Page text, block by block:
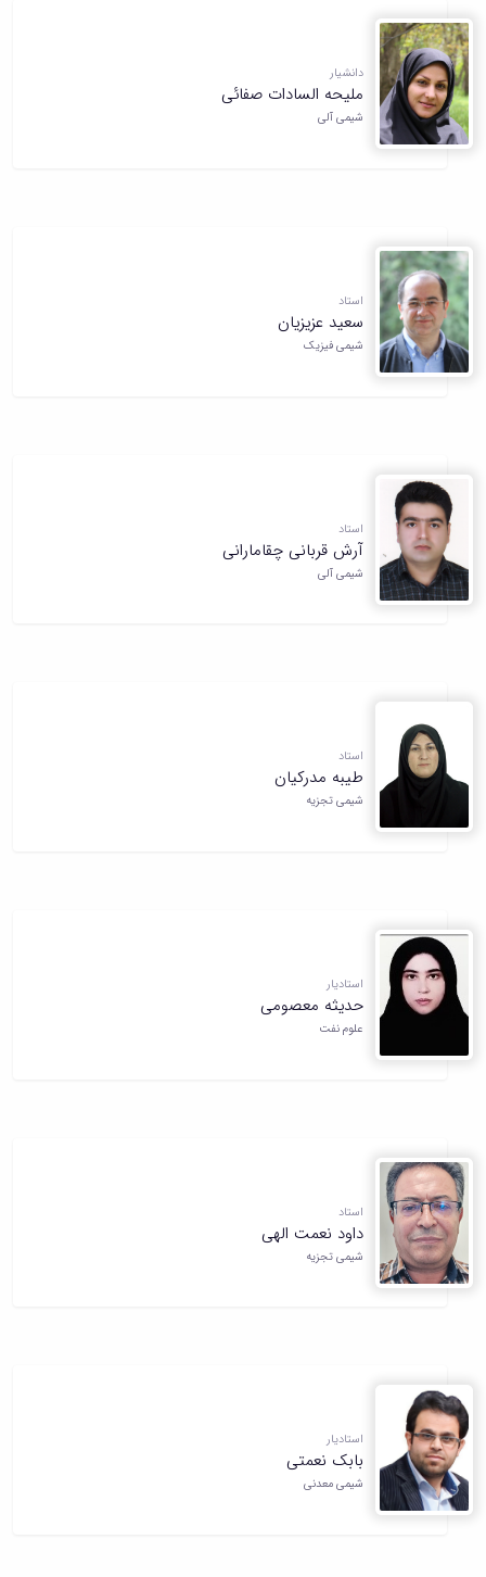
دانشیار
ملیحه السادات صفائی
شیمی آلی
استاد
سعید عزیزیان
شیمی فیزیک
استاد
آرش قربانی چقامارانی
شیمی آلی
استاد
طیبه مدرکیان
شیمی تجزیه
استادیار
حدیثه معصومی
علوم نفت
استاد
داود نعمت الهی
شیمی تجزیه
استادیار
بابک نعمتی
شیمی معدنی